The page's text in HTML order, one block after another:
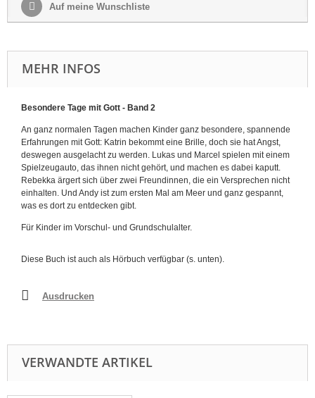
Auf meine Wunschliste
MEHR INFOS
Besondere Tage mit Gott - Band 2
An ganz normalen Tagen machen Kinder ganz besondere, spannende
Erfahrungen mit Gott: Katrin bekommt eine Brille, doch sie hat Angst,
deswegen ausgelacht zu werden. Lukas und Marcel spielen mit einem
Spielzeugauto, das ihnen nicht gehört, und machen es dabei kaputt.
Rebekka ärgert sich über zwei Freundinnen, die ein Versprechen nicht
einhalten. Und Andy ist zum ersten Mal am Meer und ganz gespannt,
was es dort zu entdecken gibt.
Für Kinder im Vorschul- und Grundschulalter.
Diese Buch ist auch als Hörbuch verfügbar (s. unten).
Ausdrucken
VERWANDTE ARTIKEL